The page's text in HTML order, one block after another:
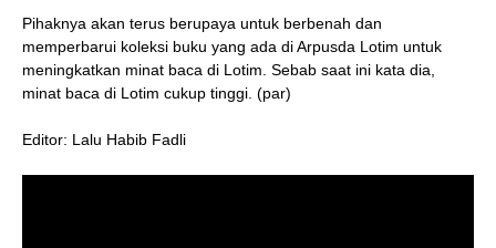
Pihaknya akan terus berupaya untuk berbenah dan
memperbarui koleksi buku yang ada di Arpusda Lotim untuk
meningkatkan minat baca di Lotim. Sebab saat ini kata dia,
minat baca di Lotim cukup tinggi. (par)
Editor: Lalu Habib Fadli